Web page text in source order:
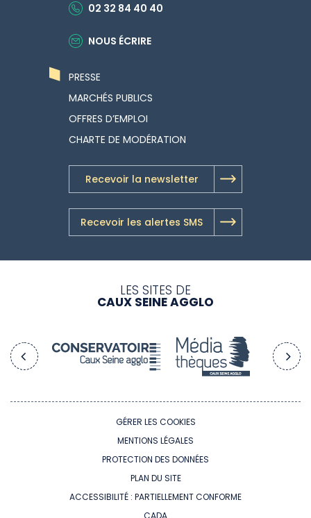
02 32 84 40 40
NOUS ÉCRIRE
PRESSE
MARCHÉS PUBLICS
OFFRES D’EMPLOI
CHARTE DE MODÉRATION
Recevoir la newsletter
Recevoir les alertes SMS
LES SITES DE
CAUX SEINE AGGLO
GÉRER LES COOKIES
MENTIONS LÉGALES
PROTECTION DES DONNÉES
PLAN DU SITE
ACCESSIBILITÉ : PARTIELLEMENT CONFORME
CADA